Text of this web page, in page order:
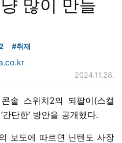
많이 만들
#취재
2024.11.28.
솔 스위치2의 되팔이(스캘
단한’ 방안을 공개했다.
보도에 따르면 닌텐도 사장